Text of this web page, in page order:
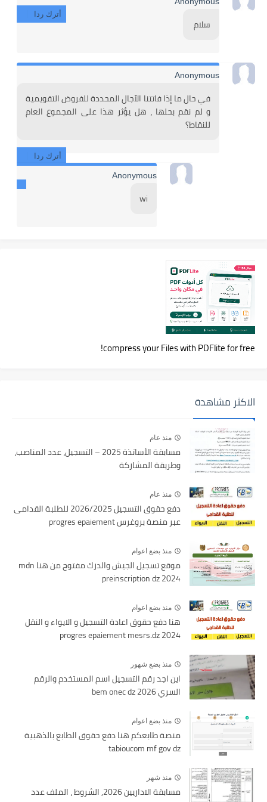
سلام
أترك ردا
Anonymous
في حال ما إذا فاتتنا الآجال المحددة للفروض التقويمية
و لم نقم بحلها ، هل يؤثر هذا على المجموع العام
للنقاط؟
أترك ردا
Anonymous
wi
compress your Files with PDFlite for free!
الاكثر مشاهدة
منذ عام
مسابقة الأساتذة 2025 – التسجيل، عدد المناصب،
وطريقة المشاركة
منذ عام
دفع حقوق التسجيل 2026/2025 للطلبة القدامى
عبر منصة بروغرس progres epaiement
منذ بضع اعوام
موقع تسجيل الجيش والدرك مفتوح من هنا mdn
preinscription dz 2024
منذ بضع اعوام
هنا دفع حقوق اعادة التسجيل و الايواء و النقل
2024 progres epaiement mesrs.dz
منذ بضع شهور
اين اجد رقم التسجيل اسم المستخدم والرقم
السري bem onec dz 2026
منذ بضع اعوام
منصة طابعكم هنا دفع حقوق الطابع بالذهبية
tabioucom mf gov dz
منذ شهر
مسابقة الاداريين 2026, الشروط ، الملف عدد